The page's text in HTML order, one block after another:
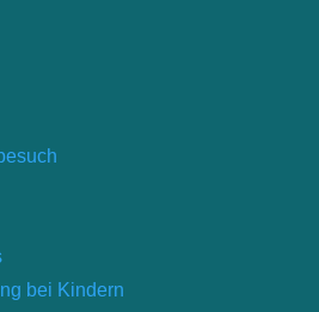
bei Kindern